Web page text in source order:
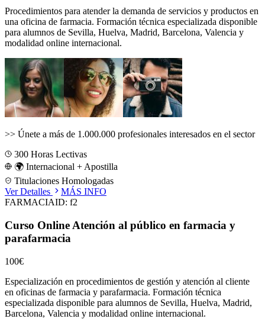
Procedimientos para atender la demanda de servicios y productos en
una oficina de farmacia. Formación técnica especializada disponible
para alumnos de Sevilla, Huelva, Madrid, Barcelona, Valencia y
modalidad online internacional.
>> Únete a más de 1.000.000 profesionales interesados en el sector
300 Horas Lectivas
🌍 Internacional + Apostilla
Titulaciones Homologadas
Ver Detalles
MÁS INFO
FARMACIAID: f2
Curso Online Atención al público en farmacia y
parafarmacia
100€
Especialización en procedimientos de gestión y atención al cliente
en oficinas de farmacia y parafarmacia. Formación técnica
especializada disponible para alumnos de Sevilla, Huelva, Madrid,
Barcelona, Valencia y modalidad online internacional.